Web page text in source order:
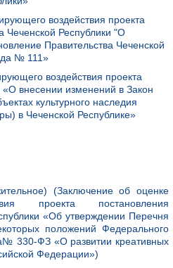
воздействия проекта
Чеченской Республики "О
Правительства Чеченской
№ 111»
воздействия проекта
«О внесении изменений в Закон
культурного наследия
в Чеченской Республике»
(Заключение об оценке
проекта постановления
«Об утверждении Перечня
положений Федерального
330-ФЗ «О развитии креативных
Федерации»)